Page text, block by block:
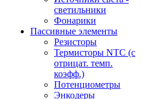
светильники
Фонарики
Пассивные элементы
Резисторы
Термисторы NTC (с
отрицат. темп.
коэфф.)
Потенциометры
Энкодеры